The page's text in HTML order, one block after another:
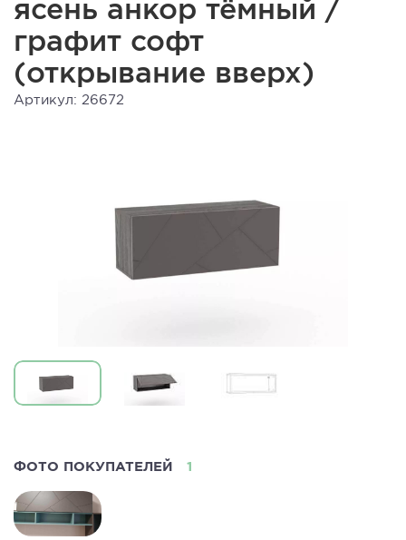
ясень анкор тёмный /
графит софт
(открывание вверх)
Артикул: 26672
ФОТО ПОКУПАТЕЛЕЙ 1